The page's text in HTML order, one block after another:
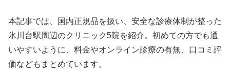
本記事では、国内正規品を扱い、安全な診療体制が整った
氷川台駅周辺のクリニック5院を紹介。初めての方でも通
いやすいように、料金やオンライン診療の有無、口コミ評
価などもまとめています。